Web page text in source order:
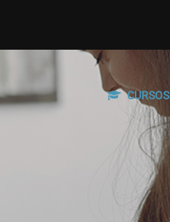
CURSOS